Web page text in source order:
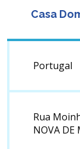
Casa
Portugal
Rua
NOVA DE